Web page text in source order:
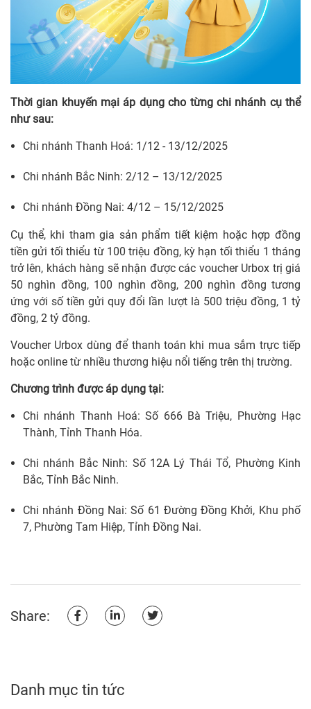
Thời gian khuyến mại áp dụng cho từng chi nhánh cụ thể
như sau:
Chi nhánh Thanh Hoá: 1/12 - 13/12/2025
Chi nhánh Bắc Ninh: 2/12 – 13/12/2025
Chi nhánh Đồng Nai: 4/12 – 15/12/2025
Cụ thể, khi tham gia sản phẩm tiết kiệm hoặc hợp đồng
tiền gửi tối thiểu từ 100 triệu đồng, kỳ hạn tối thiểu 1 tháng
trở lên, khách hàng sẽ nhận được các voucher Urbox trị giá
50 nghìn đồng, 100 nghìn đồng, 200 nghìn đồng tương
ứng với số tiền gửi quy đổi lần lượt là 500 triệu đồng, 1 tỷ
đồng, 2 tỷ đồng.
Voucher Urbox dùng để thanh toán khi mua sắm trực tiếp
hoặc online từ nhiều thương hiệu nổi tiếng trên thị trường.
Chương trình được áp dụng tại:
Chi nhánh Thanh Hoá: Số 666 Bà Triệu, Phường Hạc
Thành, Tỉnh Thanh Hóa.
Chi nhánh Bắc Ninh: Số 12A Lý Thái Tổ, Phường Kinh
Bắc, Tỉnh Bắc Ninh.
Chi nhánh Đồng Nai: Số 61 Đường Đồng Khởi, Khu phố
7, Phường Tam Hiệp, Tỉnh Đồng Nai.
Share:
Danh mục tin tức